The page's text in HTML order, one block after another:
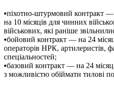
▪️піхотно-штурмовий контракт —
на 10 місяців для чинних
військових, які раніше
▪️бойовий контракт — на 24
операторів НРК, артилеристів,
спеціальностей;
▪️базовий контракт — на 24
з можливістю обіймати тилові